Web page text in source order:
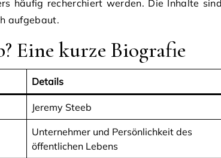
häufig recherchiert werden. Die Inhalte sind
aufgebaut.
Eine kurze Biografie
Details
Jeremy Steeb
Unternehmer und Persönlichkeit des
öffentlichen Lebens